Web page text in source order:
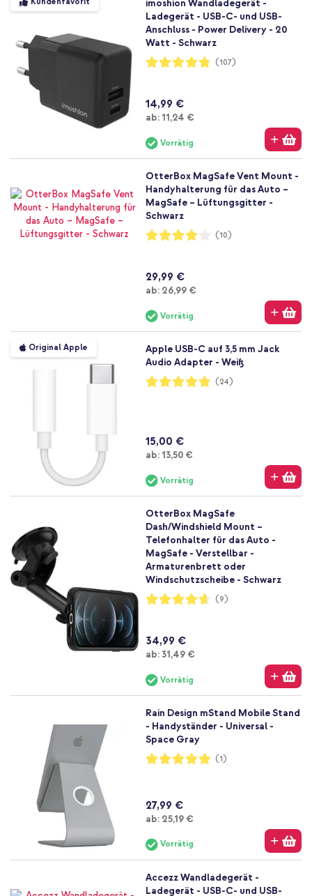
imoshion Wandladegerät -
Ladegerät - USB-C- und USB-
Anschluss - Power Delivery - 20
Watt - Schwarz
Bewertung:
96%
(107)
14,99 €
ab: Ab
11,24 €
Vorrätig
OtterBox MagSafe Vent Mount -
Handyhalterung für das Auto –
MagSafe – Lüftungsgitter -
Schwarz
Bewertung:
80%
(10)
29,99 €
ab: Ab
26,99 €
Vorrätig
Original Apple
Apple USB-C auf 3,5 mm Jack
Audio Adapter - Weiß
Bewertung:
97%
(24)
15,00 €
ab: Ab
13,50 €
Vorrätig
OtterBox MagSafe
Dash/Windshield Mount –
Telefonhalter für das Auto -
MagSafe - Verstellbar -
Armaturenbrett oder
Windschutzscheibe - Schwarz
Bewertung:
93%
(9)
34,99 €
ab: Ab
31,49 €
Vorrätig
Rain Design mStand Mobile Stand
- Handyständer - Universal -
Space Gray
Bewertung:
100%
(1)
27,99 €
ab: Ab
25,19 €
Vorrätig
Accezz Wandladegerät -
Ladegerät - USB-C- und USB-